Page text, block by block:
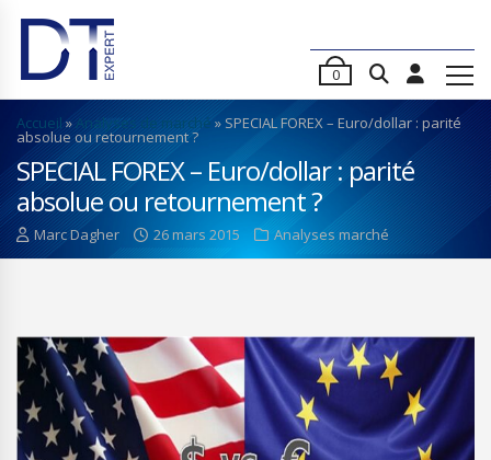
0
Accueil »Analyses de marché » SPECIAL FOREX – Euro/dollar : parité
absolue ou retournement ?
SPECIAL FOREX – Euro/dollar : parité
absolue ou retournement ?
Marc Dagher 26 mars 2015 Analyses marché